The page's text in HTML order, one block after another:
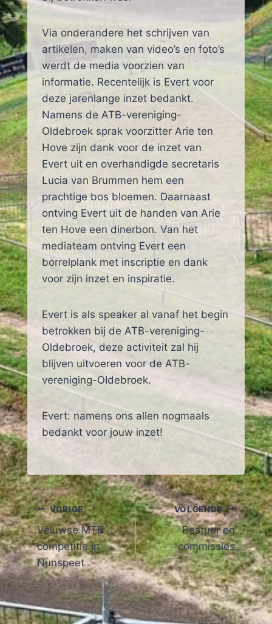
Via onderandere het schrijven van
artikelen, maken van video’s en foto’s
werdt de media voorzien van
informatie. Recentelijk is Evert voor
deze jarenlange inzet bedankt.
Namens de ATB-vereniging-
Oldebroek sprak voorzitter Arie ten
Hove zijn dank voor de inzet van
Evert uit en overhandigde secretaris
Lucia van Brummen hem een
prachtige bos bloemen. Daarnaast
ontving Evert uit de handen van Arie
ten Hove een dinerbon. Van het
mediateam ontving Evert een
borrelplank met inscriptie en dank
voor zijn inzet en inspiratie.
Evert is als speaker al vanaf het begin
betrokken bij de ATB-vereniging-
Oldebroek, deze activiteit zal hij
blijven uitvoeren voor de ATB-
vereniging-OIdebroek.
Evert: namens ons allen nogmaals
bedankt voor jouw inzet!
Bericht
navigatie
VORIGE
Veluwse MTB
competitie in
Nunspeet
VOLGENDE
Bestuur en
commissies